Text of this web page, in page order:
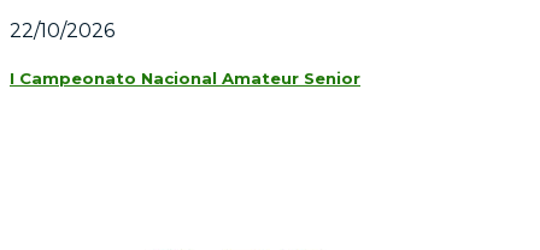
22/10/2026
I Campeonato Nacional Amateur Senior